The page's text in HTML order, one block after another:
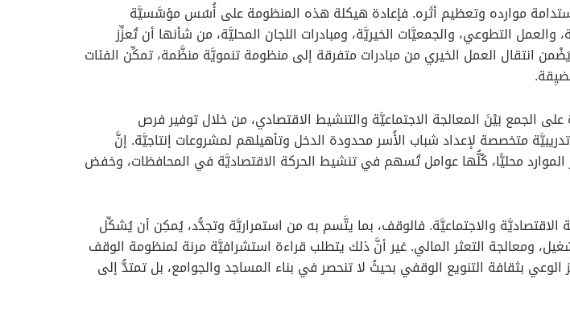
موارده وتعظيم أثَره. فإعادة هيكلة هذه المنظومة على أُسُس مؤسَّسيَّة
التطوعي، والجمعيَّات الخيريَّة، ومبادرات اللجان المحليَّة، من شأنها أن تُعزِّز
انتقال العمل الخيري من مبادرات متفرقة إلى منظومة تنمويَّة منظَّمة، تمكِّن الفئات
الجمع بَيْنَ المعالجة الاجتماعيَّة والتنشيط الاقتصادي، من خلال توفير فرص
متخصصة لإعداد شباب الأُسر محدودة الدخل وتأهيلهم لمشروعات إنتاجيَّة. إنَّ
الموارد محليًّا، كُلُّها عوامل تُسهم في تنشيط الحركة الاقتصاديَّة في المحافظات، وخفض
الاقتصاديَّة والاجتماعيَّة. فالوقف، بما يتَّسم به من استمراريَّة وتجدُّد، يُمكِن أن يُشكِّل
ومعالجة التعثر المالي. غير أنَّ ذلك يتطلب قراءة استشرافيَّة مرنة لمنظومة الوقف
بثقافة التنويع الوقفي بحيثُ لا تنحصر في بناء المساجد والجوامع، بل تمتدُّ إلى